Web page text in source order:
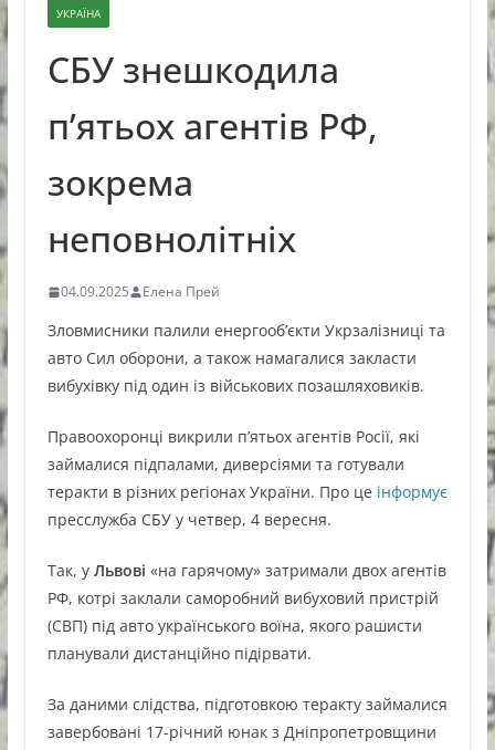
УКРАЇНА
СБУ знешкодила
п’ятьох агентів РФ,
зокрема
неповнолітніх
04.09.2025 Елена Прей
Зловмисники палили енергооб’єкти Укрзалізниці та
авто Сил оборони, а також намагалися закласти
вибухівку під один із військових позашляховиків.
Правоохоронці викрили п’ятьох агентів Росії, які
займалися підпалами, диверсіями та готували
теракти в різних регіонах України. Про це інформує
пресслужба СБУ у четвер, 4 вересня.
Так, у Львові «на гарячому» затримали двох агентів
РФ, котрі заклали саморобний вибуховий пристрій
(СВП) під авто українського воїна, якого рашисти
планували дистанційно підірвати.
За даними слідства, підготовкою теракту займалися
завербовані 17-річний юнак з Дніпропетровщини